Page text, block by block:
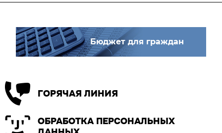
Бюджет для граждан
ГОРЯЧАЯ ЛИНИЯ
ОБРАБОТКА ПЕРСОНАЛЬНЫХ